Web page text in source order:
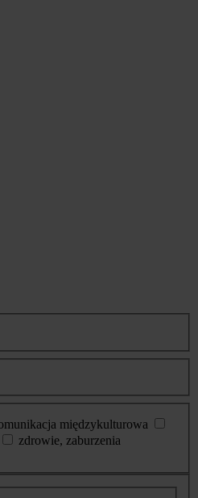
międzykulturowa
zdrowie, zaburzenia